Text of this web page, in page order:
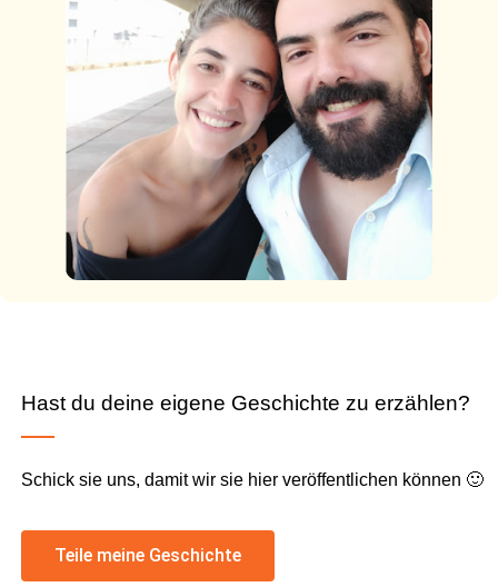
Hast du deine eigene Geschichte zu erzählen?
Schick sie uns, damit wir sie hier veröffentlichen können 🙂
Teile meine Geschichte